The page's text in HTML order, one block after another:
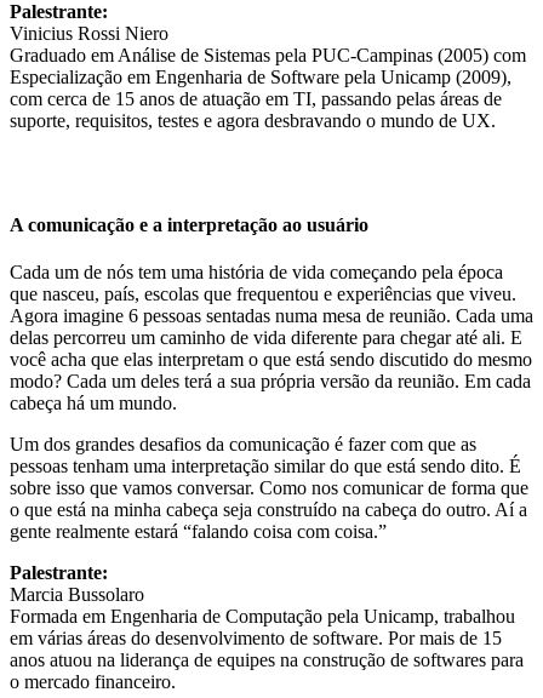
Palestrante:
Vinicius Rossi Niero
Graduado em Análise de Sistemas pela PUC-Campinas (2005) com
Especialização em Engenharia de Software pela Unicamp (2009),
com cerca de 15 anos de atuação em TI, passando pelas áreas de
suporte, requisitos, testes e agora desbravando o mundo de UX.
A comunicação e a interpretação ao usuário
Cada um de nós tem uma história de vida começando pela época
que nasceu, país, escolas que frequentou e experiências que viveu.
Agora imagine 6 pessoas sentadas numa mesa de reunião. Cada uma
delas percorreu um caminho de vida diferente para chegar até ali. E
você acha que elas interpretam o que está sendo discutido do mesmo
modo? Cada um deles terá a sua própria versão da reunião. Em cada
cabeça há um mundo.
Um dos grandes desafios da comunicação é fazer com que as
pessoas tenham uma interpretação similar do que está sendo dito. É
sobre isso que vamos conversar. Como nos comunicar de forma que
o que está na minha cabeça seja construído na cabeça do outro. Aí a
gente realmente estará “falando coisa com coisa.”
Palestrante:
Marcia Bussolaro
Formada em Engenharia de Computação pela Unicamp, trabalhou
em várias áreas do desenvolvimento de software. Por mais de 15
anos atuou na liderança de equipes na construção de softwares para
o mercado financeiro.